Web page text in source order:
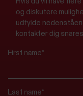
og diskutere
udfylde
kontakter dig
First name*
Last name*